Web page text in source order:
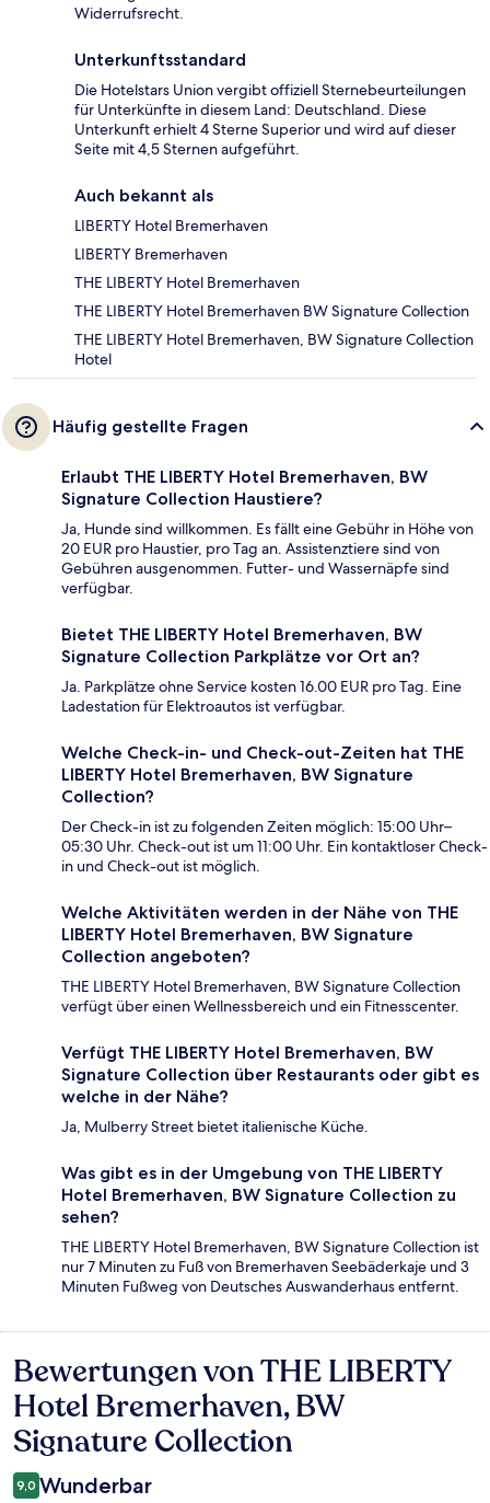
Widerrufsrecht.
Unterkunftsstandard
Die Hotelstars Union vergibt offiziell Sternebeurteilungen
für Unterkünfte in diesem Land: Deutschland. Diese
Unterkunft erhielt 4 Sterne Superior und wird auf dieser
Seite mit 4,5 Sternen aufgeführt.
Auch bekannt als
LIBERTY Hotel Bremerhaven
LIBERTY Bremerhaven
THE LIBERTY Hotel Bremerhaven
THE LIBERTY Hotel Bremerhaven BW Signature Collection
THE LIBERTY Hotel Bremerhaven, BW Signature Collection
Hotel
Häufig gestellte Fragen
Erlaubt THE LIBERTY Hotel Bremerhaven, BW
Signature Collection Haustiere?
Ja, Hunde sind willkommen. Es fällt eine Gebühr in Höhe von
20 EUR pro Haustier, pro Tag an. Assistenztiere sind von
Gebühren ausgenommen. Futter- und Wassernäpfe sind
verfügbar.
Bietet THE LIBERTY Hotel Bremerhaven, BW
Signature Collection Parkplätze vor Ort an?
Ja. Parkplätze ohne Service kosten 16.00 EUR pro Tag. Eine
Ladestation für Elektroautos ist verfügbar.
Welche Check-in- und Check-out-Zeiten hat THE
LIBERTY Hotel Bremerhaven, BW Signature
Collection?
Der Check-in ist zu folgenden Zeiten möglich: 15:00 Uhr–
05:30 Uhr. Check-out ist um 11:00 Uhr. Ein kontaktloser Check-
in und Check-out ist möglich.
Welche Aktivitäten werden in der Nähe von THE
LIBERTY Hotel Bremerhaven, BW Signature
Collection angeboten?
THE LIBERTY Hotel Bremerhaven, BW Signature Collection
verfügt über einen Wellnessbereich und ein Fitnesscenter.
Verfügt THE LIBERTY Hotel Bremerhaven, BW
Signature Collection über Restaurants oder gibt es
welche in der Nähe?
Ja, Mulberry Street bietet italienische Küche.
Was gibt es in der Umgebung von THE LIBERTY
Hotel Bremerhaven, BW Signature Collection zu
sehen?
THE LIBERTY Hotel Bremerhaven, BW Signature Collection ist
nur 7 Minuten zu Fuß von Bremerhaven Seebäderkaje und 3
Minuten Fußweg von Deutsches Auswanderhaus entfernt.
Bewertungen
Bewertungen von THE LIBERTY
Hotel Bremerhaven, BW
Signature Collection
9,0 Wunderbar